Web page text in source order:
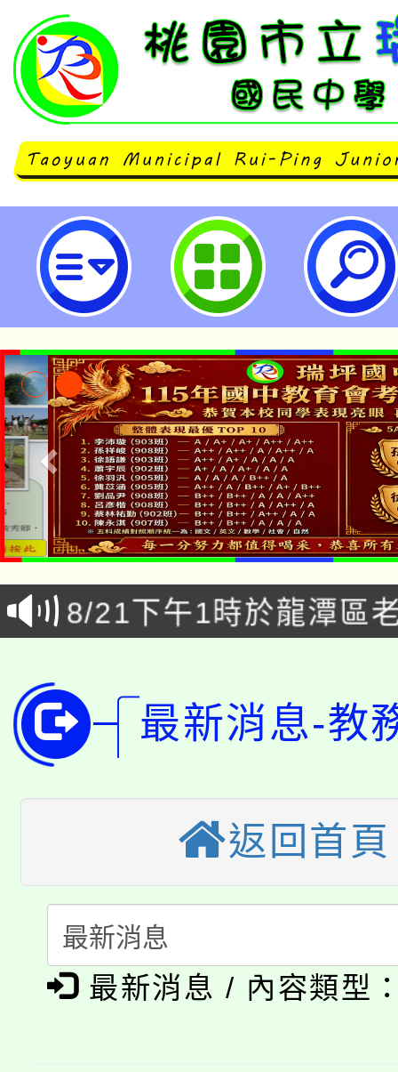
「113年度實驗教育論壇暨嘉年華
國民中學
公告本校115學年度第
代理(課)教師甄選結果
告(尚有缺額)
「本色祭」8/29、30在
場熱烈登場!
8/21下午1時於龍潭區
YOUNG桃局內行報名
局官網。
8月14至27日，桃園電
開!
115年桃園市運動會8/
視費優惠，中低收入戶
半價優惠，詳情可洽有
者。
大園自造教育及科技
大溪自造教育及科技
份教師研習
淨零綠生活教案入校路
會
公告本校115學年度第
代理(課)教師甄選結果
「本色祭」8/29、30在
最新消息-教
返回首頁
最新消息 / 內容類型